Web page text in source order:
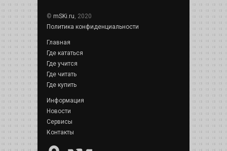
© mSKi.ru, 2020
Политика конфиденциальности
Главная
Где кататься
Где учится
Где читать
Где купить
Информация
Новости
Сервисы
Контакты